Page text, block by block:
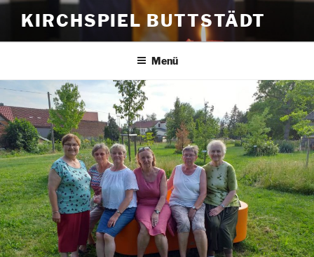
Zum
Inhalt
springen
KIRCHSPIEL BUTTSTÄDT
Menü